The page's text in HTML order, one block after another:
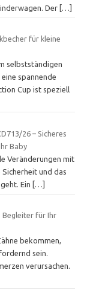
Der […]
für kleine
selbstständigen
spannende
Cup ist speziell
26 – Sicheres
Baby
Veränderungen mit
Sicherheit und das
Ein
[…]
Begleiter für Ihr
bekommen,
sein.
verursachen.